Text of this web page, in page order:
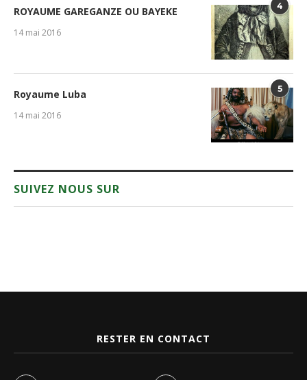
4
ROYAUME GAREGANZE OU BAYEKE
14 mai 2016
5
Royaume Luba
14 mai 2016
SUIVEZ NOUS SUR
RESTER EN CONTACT